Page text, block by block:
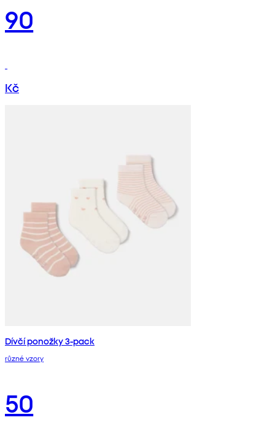
90
Kč
Dívčí ponožky 3-pack
různé vzory
50